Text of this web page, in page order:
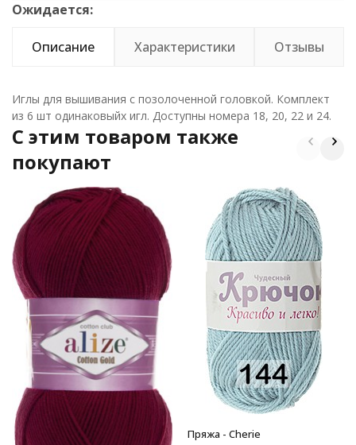
Ожидается:
Описание Характеристики Отзывы
Иглы для вышивания с позолоченной головкой. Комплект
из 6 шт одинаковыйх игл. Доступны номера 18, 20, 22 и 24.
C этим товаром также
покупают
Пряжа - Cherie